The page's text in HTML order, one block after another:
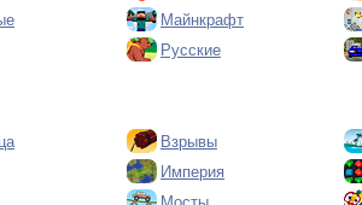
Майнкрафт
Русские
Взрывы
Империя